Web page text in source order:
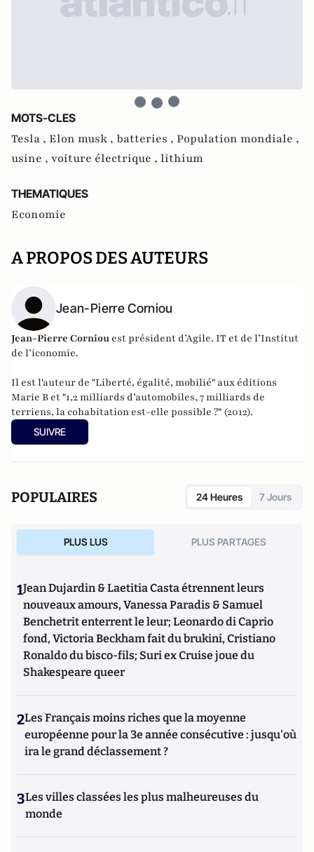
MOTS-CLES
Tesla , Elon musk , batteries , Population mondiale ,
usine , voiture électrique , lithium
THEMATIQUES
Economie
A PROPOS DES AUTEURS
Jean-Pierre Corniou
Jean-Pierre Corniou est président d’Agile. IT et de l’Institut
de l’iconomie.
Il est l'auteur de "Liberté, égalité, mobilié" aux éditions
Marie B et "1,2 milliards d’automobiles, 7 milliards de
terriens, la cohabitation est-elle possible ?" (2012).
SUIVRE
POPULAIRES 24 Heures 7 Jours
PLUS LUS PLUS PARTAGES
1Jean Dujardin & Laetitia Casta étrennent leurs
nouveaux amours, Vanessa Paradis & Samuel
Benchetrit enterrent le leur; Leonardo di Caprio
fond, Victoria Beckham fait du brukini, Cristiano
Ronaldo du bisco-fils; Suri ex Cruise joue du
Shakespeare queer
2Les Français moins riches que la moyenne
européenne pour la 3e année consécutive : jusqu'où
ira le grand déclassement ?
3Les villes classées les plus malheureuses du
monde